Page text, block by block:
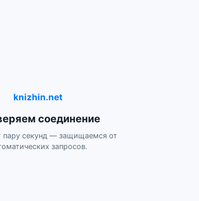
knizhin.net
соединение
пару секунд — защищаемся от
запросов.